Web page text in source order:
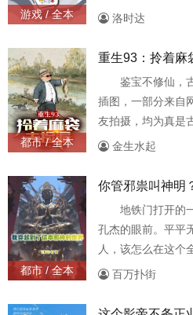
游戏 / 全本
开始，就不能停下
江未央人品爆发，
包发愁时，江未央
肉多到发愁\n别人
在
洛时达
都市 / 全本
重生93：拎着麻
鉴宝不修仙，
插图，一部分来自
友拍摄，均为真是
春；护妻，护家，
呢？”1993年，陈
金生水起
都市 / 全本
你管邪祟叫神明
地铁门打开的
孔杰的眼前。平平
人，该怎么在这个
去。你们是邪神！
百万扑街